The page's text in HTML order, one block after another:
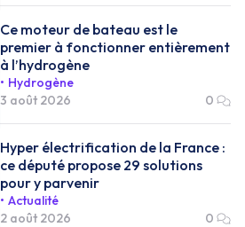
Ce moteur de bateau est le
premier à fonctionner entièrement
à l’hydrogène
Hydrogène
3 août 2026
0
Hyper électrification de la France :
ce député propose 29 solutions
pour y parvenir
Actualité
2 août 2026
0